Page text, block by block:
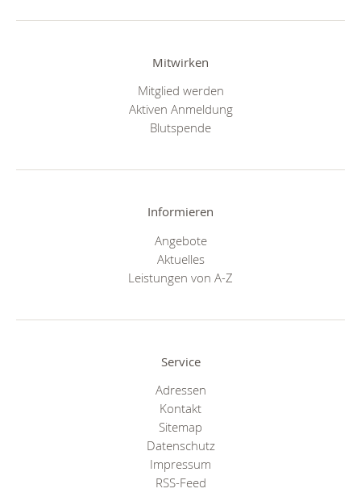
Mitwirken
Mitglied werden
Aktiven Anmeldung
Blutspende
Informieren
Angebote
Aktuelles
Leistungen von A-Z
Service
Adressen
Kontakt
Sitemap
Datenschutz
Impressum
RSS-Feed